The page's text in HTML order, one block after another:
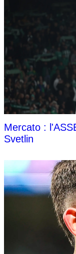
Mercato :
Svetlin